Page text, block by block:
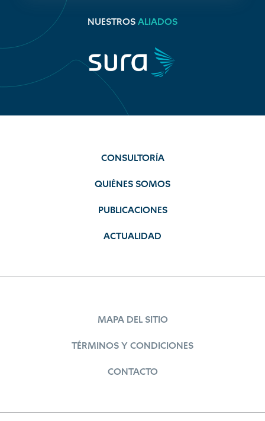
NUESTROS ALIADOS
CONSULTORÍA
QUIÉNES SOMOS
PUBLICACIONES
ACTUALIDAD
MAPA DEL SITIO
TÉRMINOS Y CONDICIONES
CONTACTO